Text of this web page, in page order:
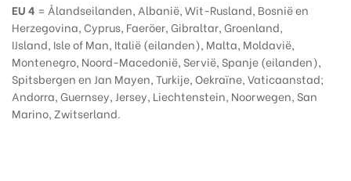
EU 4 = Ålandseilanden, Albanië, Wit-Rusland, Bosnië en
Herzegovina, Cyprus, Faeröer, Gibraltar, Groenland,
IJsland, Isle of Man, Italië (eilanden), Malta, Moldavië,
Montenegro, Noord-Macedonië, Servië, Spanje (eilanden),
Spitsbergen en Jan Mayen, Turkije, Oekraïne, Vaticaanstad;
Andorra, Guernsey, Jersey, Liechtenstein, Noorwegen, San
Marino, Zwitserland.